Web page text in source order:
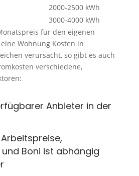
2000-2500 kWh
3000-4000 kWh
für den eigenen
Wohnung Kosten in
verursacht, so gibt es auch
verschiedene,
Anbieter in der
Boni ist abhängig